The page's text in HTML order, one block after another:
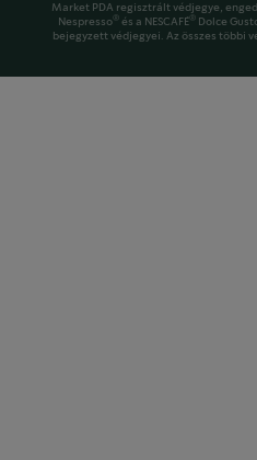
Market PDA regisztrált védjegye,
Nespresso
és a NESCAFÉ Dolce
bejegyzett védjegyei. Az összes többi